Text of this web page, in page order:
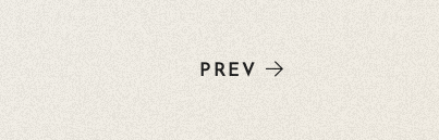
PREV